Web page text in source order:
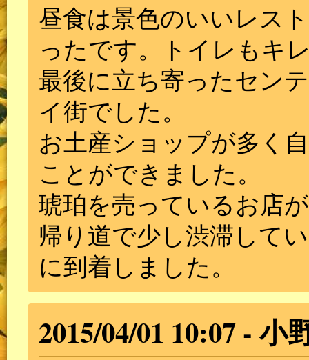
昼食は景色のいいレス
ったです。トイレもキ
最後に立ち寄ったセン
イ街でした。
お土産ショップが多く
ことができました。
琥珀を売っているお店
帰り道で少し渋滞して
に到着しました。
2015/04/01 10:07 小